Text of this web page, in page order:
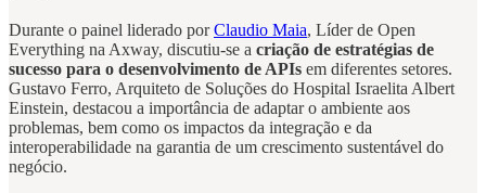
Durante o painel liderado porClaudio Maia, Líder de Open
Everything na Axway, discutiu-se a criação de estratégias de
sucesso para o desenvolvimento de APIs em diferentes setores.
Gustavo Ferro, Arquiteto de Soluções do Hospital Israelita Albert
Einstein, destacou a importância de adaptar o ambiente aos
problemas, bem como os impactos da integração e da
interoperabilidade na garantia de um crescimento sustentável do
negócio.